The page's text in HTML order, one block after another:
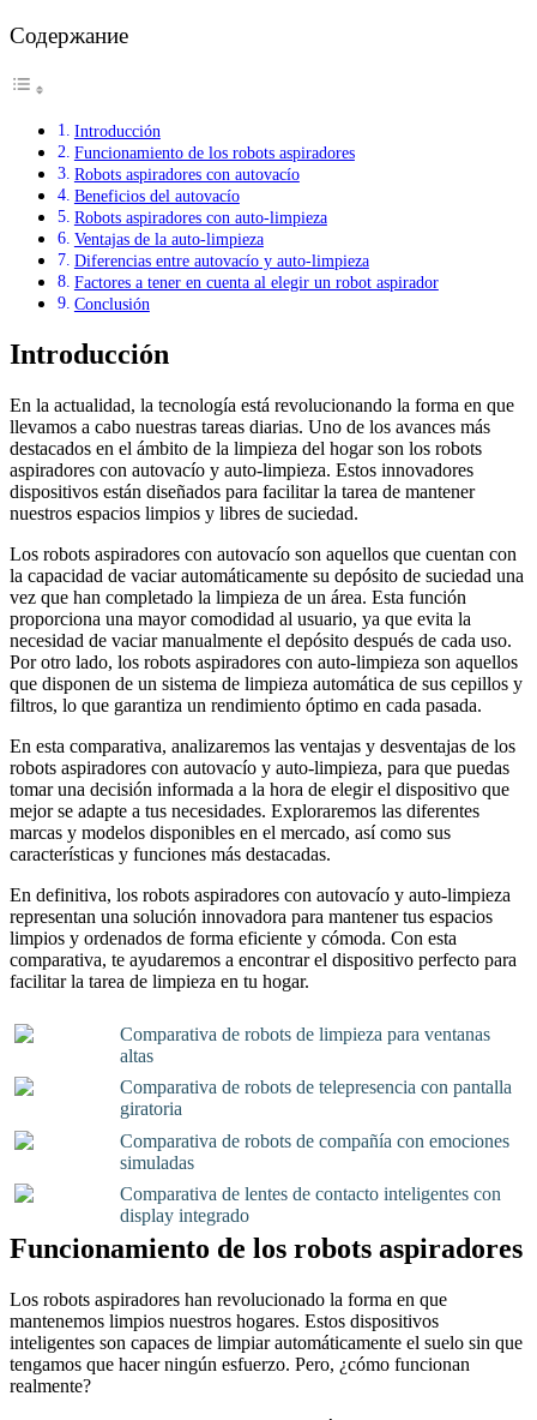
Содержание
Introducción
Funcionamiento de los robots aspiradores
Robots aspiradores con autovacío
Beneficios del autovacío
Robots aspiradores con auto-limpieza
Ventajas de la auto-limpieza
Diferencias entre autovacío y auto-limpieza
Factores a tener en cuenta al elegir un robot aspirador
Conclusión
Introducción
En la actualidad, la tecnología está revolucionando la forma en que
llevamos a cabo nuestras tareas diarias. Uno de los avances más
destacados en el ámbito de la limpieza del hogar son los robots
aspiradores con autovacío y auto-limpieza. Estos innovadores
dispositivos están diseñados para facilitar la tarea de mantener
nuestros espacios limpios y libres de suciedad.
Los robots aspiradores con autovacío son aquellos que cuentan con
la capacidad de vaciar automáticamente su depósito de suciedad una
vez que han completado la limpieza de un área. Esta función
proporciona una mayor comodidad al usuario, ya que evita la
necesidad de vaciar manualmente el depósito después de cada uso.
Por otro lado, los robots aspiradores con auto-limpieza son aquellos
que disponen de un sistema de limpieza automática de sus cepillos y
filtros, lo que garantiza un rendimiento óptimo en cada pasada.
En esta comparativa, analizaremos las ventajas y desventajas de los
robots aspiradores con autovacío y auto-limpieza, para que puedas
tomar una decisión informada a la hora de elegir el dispositivo que
mejor se adapte a tus necesidades. Exploraremos las diferentes
marcas y modelos disponibles en el mercado, así como sus
características y funciones más destacadas.
En definitiva, los robots aspiradores con autovacío y auto-limpieza
representan una solución innovadora para mantener tus espacios
limpios y ordenados de forma eficiente y cómoda. Con esta
comparativa, te ayudaremos a encontrar el dispositivo perfecto para
facilitar la tarea de limpieza en tu hogar.
Comparativa de robots de limpieza para ventanas
altas
Comparativa de robots de telepresencia con pantalla
giratoria
Comparativa de robots de compañía con emociones
simuladas
Comparativa de lentes de contacto inteligentes con
display integrado
Funcionamiento de los robots aspiradores
Los robots aspiradores han revolucionado la forma en que
mantenemos limpios nuestros hogares. Estos dispositivos
inteligentes son capaces de limpiar automáticamente el suelo sin que
tengamos que hacer ningún esfuerzo. Pero, ¿cómo funcionan
realmente?